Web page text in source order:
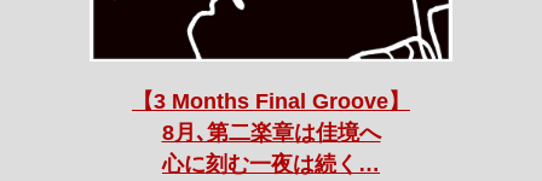
【3 Months Final Groove】
8月､第二楽章は佳境へ
心に刻む一夜は続く…